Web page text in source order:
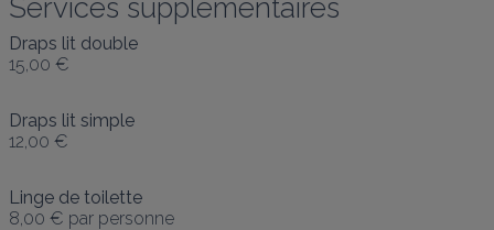
Services supplémentaires
Draps lit double
15,00 €
Draps lit simple
12,00 €
Linge de toilette
8,00 € par personne